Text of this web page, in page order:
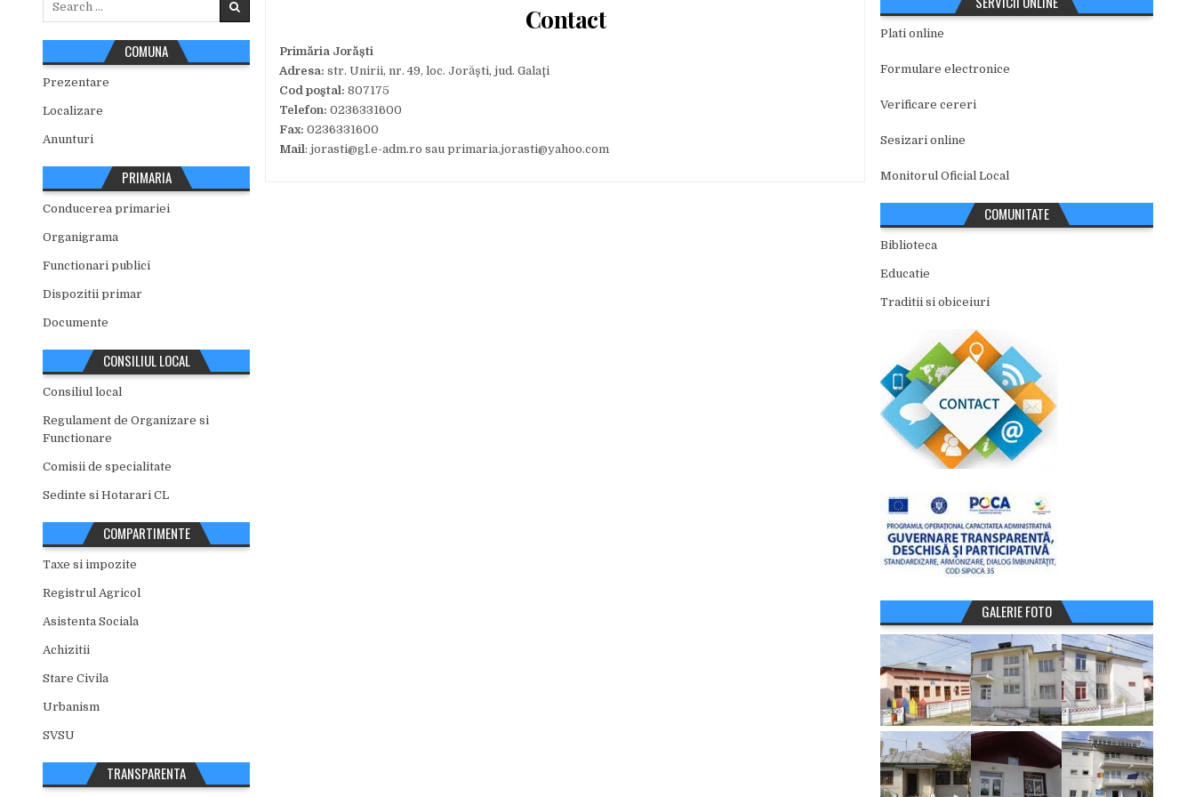
Contact
Primăria Jorăști
Adresa: str. Unirii, nr. 49, loc. Jorăşti, jud. Galaţi
Cod poştal: 807175
Telefon: 0236331600
Fax: 0236331600
Mail: jorasti@gl.e-adm.ro sau primaria.jorasti@yahoo.com
COMUNA
Prezentare
Localizare
Anunturi
PRIMARIA
Conducerea primariei
Organigrama
Functionari publici
Dispozitii primar
Documente
CONSILIUL LOCAL
Consiliul local
Regulament de Organizare si
Functionare
Comisii de specialitate
Sedinte si Hotarari CL
COMPARTIMENTE
Taxe si impozite
Registrul Agricol
Asistenta Sociala
Achizitii
Stare Civila
Urbanism
SVSU
TRANSPARENTA
Plati online
Formulare electronice
Verificare cereri
Sesizari online
Monitorul Oficial Local
COMUNITATE
Biblioteca
Educatie
Traditii si obiceiuri
GALERIE FOTO